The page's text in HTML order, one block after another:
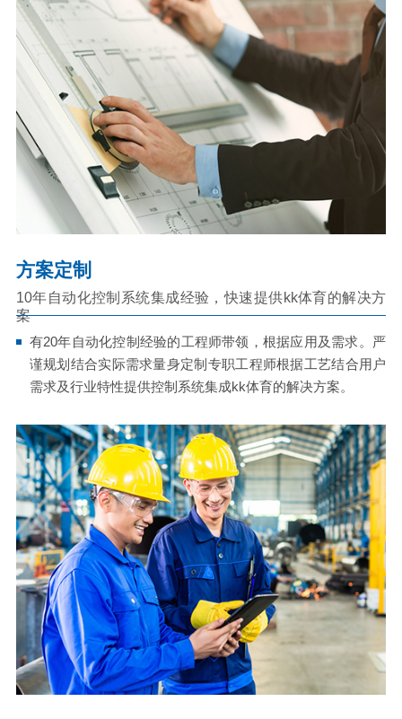
方案定制
10年自动化控制系统集成经验，快速提供kk体育的解决方
案
有20年自动化控制经验的工程师带领，根据应用及需求。严
谨规划结合实际需求量身定制专职工程师根据工艺结合用户
需求及行业特性提供控制系统集成kk体育的解决方案。